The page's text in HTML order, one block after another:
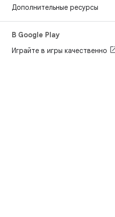
Дополнительные ресурсы
В Google Play
Играйте в игры качественно